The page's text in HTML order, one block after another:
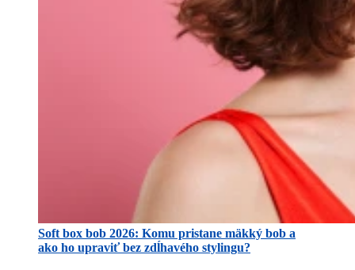
Soft box bob 2026: Komu pristane mäkký bob a
ako ho upraviť bez zdĺhavého stylingu?